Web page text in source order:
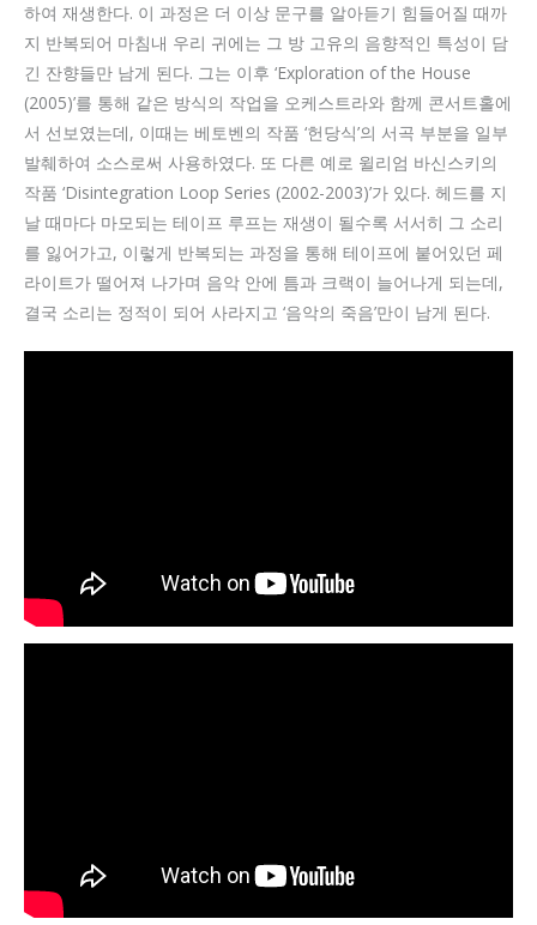
하여 재생한다. 이 과정은 더 이상 문구를 알아듣기 힘들어질 때까
지 반복되어 마침내 우리 귀에는 그 방 고유의 음향적인 특성이 담
긴 잔향들만 남게 된다. 그는 이후 ‘Exploration of the House
(2005)’를 통해 같은 방식의 작업을 오케스트라와 함께 콘서트홀에
서 선보였는데, 이때는 베토벤의 작품 ‘헌당식’의 서곡 부분을 일부
발췌하여 소스로써 사용하였다. 또 다른 예로 윌리엄 바신스키의
작품 ‘Disintegration Loop Series (2002-2003)’가 있다. 헤드를 지
날 때마다 마모되는 테이프 루프는 재생이 될수록 서서히 그 소리
를 잃어가고, 이렇게 반복되는 과정을 통해 테이프에 붙어있던 페
라이트가 떨어져 나가며 음악 안에 틈과 크랙이 늘어나게 되는데,
결국 소리는 정적이 되어 사라지고 ‘음악의 죽음’만이 남게 된다.